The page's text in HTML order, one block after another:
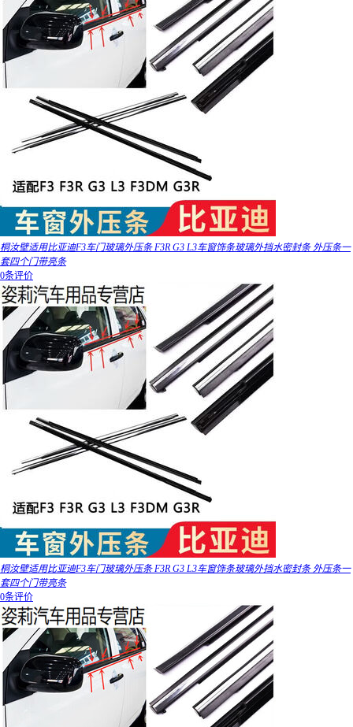
桐汝壁适用比亚迪F3车门玻璃外压条 F3R G3 L3车窗饰条玻璃外挡水密封条 外压条一
套四个门带亮条
0条评价
桐汝壁适用比亚迪F3车门玻璃外压条 F3R G3 L3车窗饰条玻璃外挡水密封条 外压条一
套四个门带亮条
0条评价